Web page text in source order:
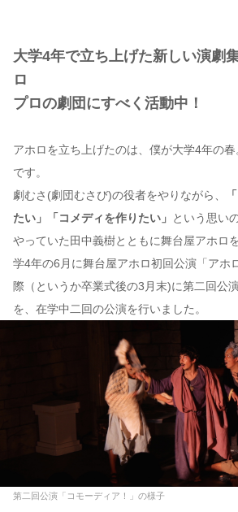
大学4年で立ち上げた新しい演劇
ロ
プロの劇団にすべく活動中！
アホロを立ち上げたのは、僕が大学4年の
です。
劇むさ(劇団むさび)の役者をやりながら、
たい」「コメディを作りたい」 という思い
やっていた田中義樹とともに舞台屋アホロ
学4年の6月に舞台屋アホロ初回公演「アホ
際（というか卒業式後の3月末)に第二回公
を、在学中二回の公演を行いました。
第二回公演「コモーディア！」の様子